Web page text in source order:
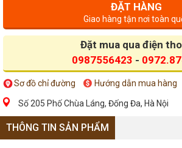
ĐẶT HÀNG
Giao hàng tận nơi toàn
Đặt mua qua điện
0987556423 -
Sơ đồ chỉ đường Hướng dẫn mua hàng
Số 205 Phố Chùa Láng, Đống Đa, Hà Nội
THÔNG TIN SẢN PHẨM